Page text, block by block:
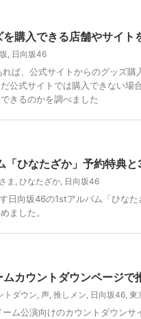
購入できる店舗やサイト
日向坂46
ば、公式サイトからのグッズ
公式サイトでは購入できない場
きるのかを調べました
「ひなたざか」予約特典
ま ひなたざか 日向坂46
日向坂46の1stアルバム「ひな
ました。
カウントダウンページで
トダウン 声 推しメン 日向坂46 東
ム公演向けのカウントダウン